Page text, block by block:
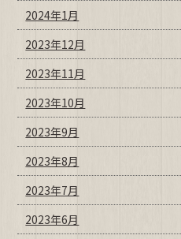
2024年1月
2023年12月
2023年11月
2023年10月
2023年9月
2023年8月
2023年7月
2023年6月